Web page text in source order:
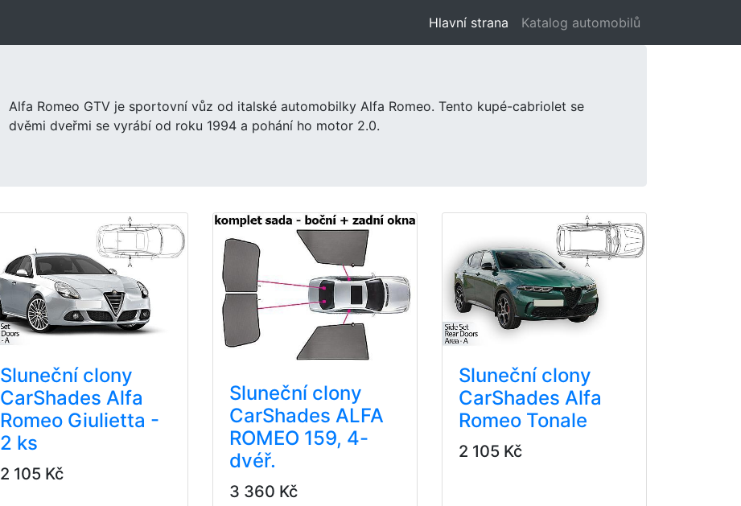
Hlavní strana (aktuální)
Katalog automobilů
Alfa Romeo GTV je sportovní vůz od italské automobilky Alfa Romeo. Tento kupé-cabriolet se
dvěmi dveřmi se vyrábí od roku 1994 a pohání ho motor 2.0.
Sluneční clony
CarShades Alfa
Romeo Giulietta -
2 ks
2 105 Kč
Sluneční clony
CarShades ALFA
ROMEO 159, 4-
dvéř.
3 360 Kč
Sluneční clony
CarShades Alfa
Romeo Tonale
2 105 Kč